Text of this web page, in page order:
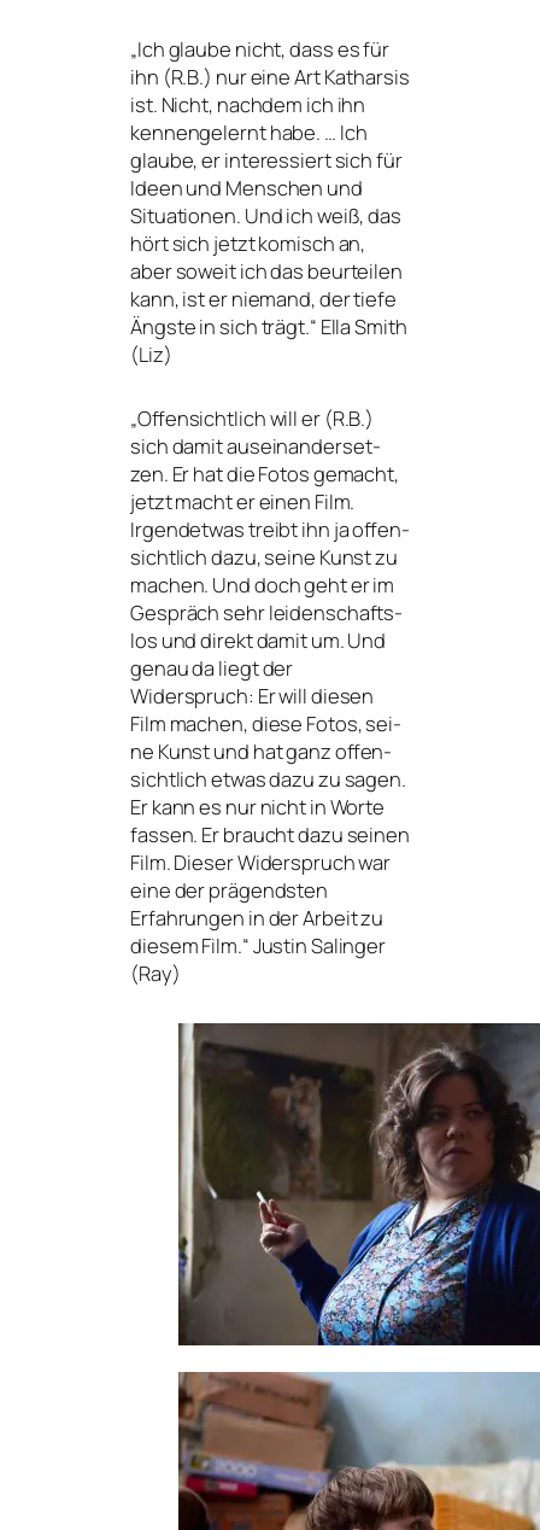
„Ich glau­be nicht, dass es für
ihn (R.B.) nur eine Art Katharsis
ist. Nicht, nach­dem ich ihn
ken­nen­ge­lernt habe. … Ich
glau­be, er inter­es­siert sich für
Ideen und Menschen und
Situationen. Und ich weiß, das
hört sich jetzt komisch an,
aber soweit ich das beur­tei­len
kann, ist er nie­mand, der tie­fe
Ängste in sich trägt.“ Ella Smith
(Liz)
„Offensichtlich will er (R.B.)
sich damit aus­ein­an­der­set­
zen. Er hat die Fotos gemacht,
jetzt macht er einen Film.
Irgendetwas treibt ihn ja offen­
sicht­lich dazu, sei­ne Kunst zu
machen. Und doch geht er im
Gespräch sehr lei­den­schafts­
los und direkt damit um. Und
genau da liegt der
Widerspruch: Er will die­sen
Film machen, die­se Fotos, sei­
ne Kunst und hat ganz offen­
sicht­lich etwas dazu zu sagen.
Er kann es nur nicht in Worte
fas­sen. Er braucht dazu sei­nen
Film. Dieser Widerspruch war
eine der prä­gends­ten
Erfahrungen in der Arbeit zu
die­sem Film.“ Justin Salinger
(Ray)